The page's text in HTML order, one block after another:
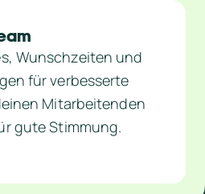
Wunschzeiten und
für verbesserte
Mitarbeitenden
gute Stimmung.